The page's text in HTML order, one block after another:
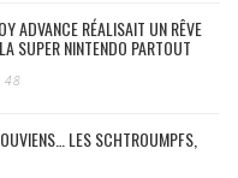
ADVANCE RÉALISAIT UN RÊVE
SUPER NINTENDO PARTOUT
48
LES SCHTROUMPFS,